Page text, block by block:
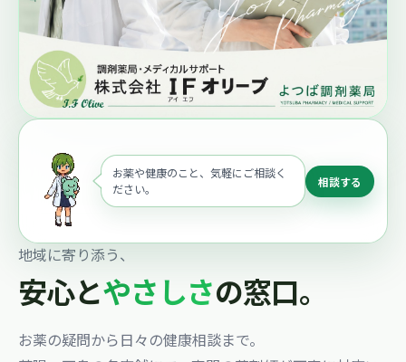
地域に寄り添う、
安心とやさしさの窓口。
お薬の疑問から日々の健康相談まで。
お薬や健康のこと、気軽にご相談く
ださい。
相談する